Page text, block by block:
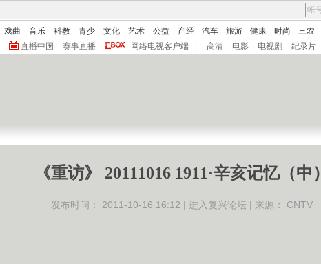
戏曲 音乐 科教 青少 文化 艺术 公益 产经 汽车 旅游 健康 时尚 三农
直播中国 赛事直播 网络电视客户端 高清 电影 电视剧 纪录片
《重访》 20111016 1911·辛亥记忆（中）
发布时间： 2011-10-16 16:12 | 进入复兴论坛 | 来源： CNTV